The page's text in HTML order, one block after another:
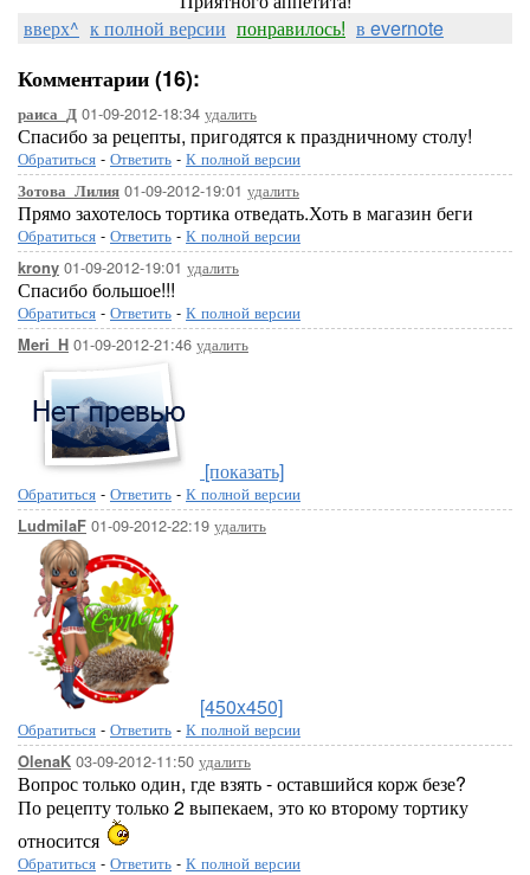
вверх^ к полной версии понравилось! в evernote
Комментарии (16):
раиса_Д 01-09-2012-18:34 удалить
Спасибо за рецепты, пригодятся к праздничному столу!
Обратиться - Ответить - К полной версии
Зотова_Лилия 01-09-2012-19:01 удалить
Прямо захотелось тортика отведать.Хоть в магазин беги
Обратиться - Ответить - К полной версии
krony 01-09-2012-19:01 удалить
Спасибо большое!!!
Обратиться - Ответить - К полной версии
Meri_H 01-09-2012-21:46 удалить
[показать]
Обратиться - Ответить - К полной версии
LudmilaF 01-09-2012-22:19 удалить
[450x450]
Обратиться - Ответить - К полной версии
OlenaK 03-09-2012-11:50 удалить
Вопрос только один, где взять - оставшийся корж безе?
По рецепту только 2 выпекаем, это ко второму тортику
относится
Обратиться - Ответить - К полной версии